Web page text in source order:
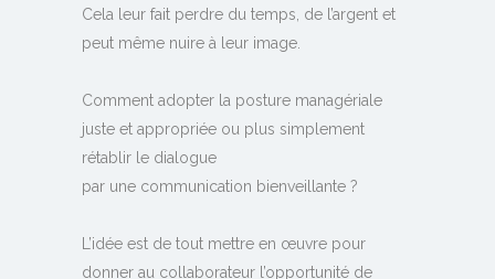
Cela leur fait perdre du temps, de l’argent et
peut même nuire à leur image.
Comment adopter la posture managériale
juste et appropriée ou plus simplement
rétablir le dialogue
par une communication bienveillante ?
L’idée est de tout mettre en œuvre pour
donner au collaborateur l’opportunité de